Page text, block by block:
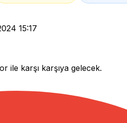
15:17
ile karşı karşıya gelecek.